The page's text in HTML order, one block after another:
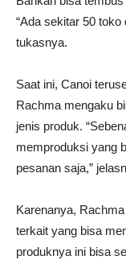
“Ada sekitar 50 toko
tukasnya.
Saat ini, Canoi
Rachma mengaku
jenis produk.
memproduksi yang
pesanan saja,”
Karenanya,
terkait yang bisa
produknya ini bisa